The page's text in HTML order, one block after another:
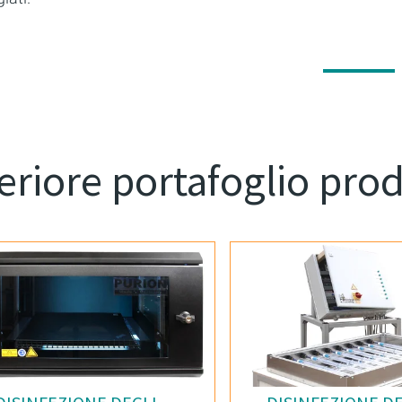
portafoglio